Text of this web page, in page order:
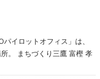
イロットオフィス」は、
。 まちづくり三鷹 富樫 孝